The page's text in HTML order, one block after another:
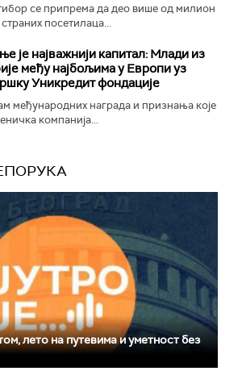
се припрема да део више од милион
посетилаца...
је најважнији капитал: Млади из
међу најбољима у Европи уз
Уникредит фондације
међународних награда и признања које
компанија...
лето на путевима и уметност без